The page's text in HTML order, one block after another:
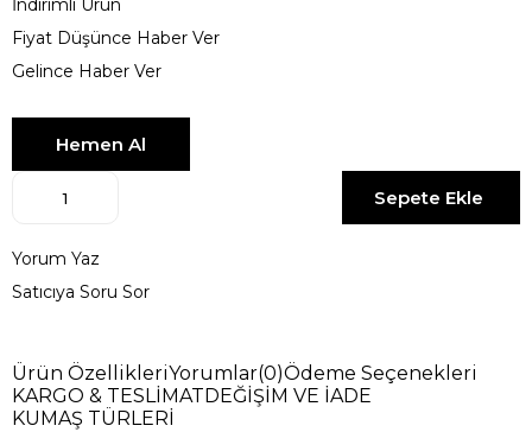
İndirimli Ürün
Fiyat Düşünce Haber Ver
Gelince Haber Ver
Yorum Yaz
Satıcıya Soru Sor
Ürün ÖzellikleriYorumlar(0)Ödeme Seçenekleri
KARGO & TESLİMATDEĞİŞİM VE İADE
KUMAŞ TÜRLERİ